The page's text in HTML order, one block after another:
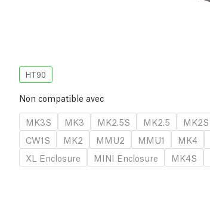
HT90
Non compatible avec
MK3S
MK3 MK2.5S MK2.5 MK2S
CW1S
MK2 MMU2 MMU1 MK4
XL Enclosure
MINI Enclosure MK4S